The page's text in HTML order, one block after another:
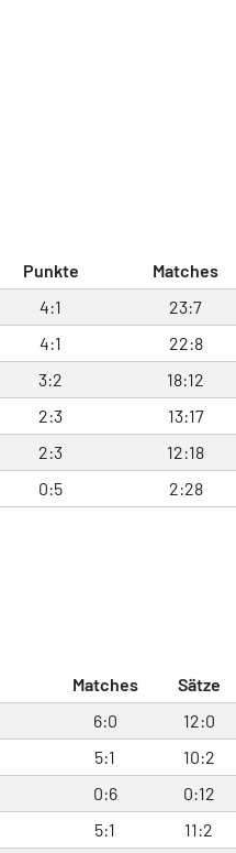
Punkte Matches
4:1 23:7
4:1 22:8
3:2 18:12
2:3 13:17
2:3 12:18
0:5 2:28
Matches Sätze
6:0 12:0
5:1 10:2
0:6 0:12
5:1 11:2